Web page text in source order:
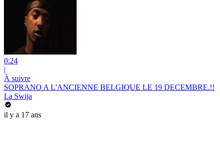
0:24
|
À suivre
SOPRANO A L'ANCIENNE BELGIQUE LE 19 DECEMBRE.!!
La Swija
il y a 17 ans